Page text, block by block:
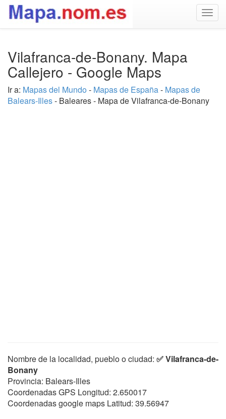
Vilafranca-de-Bonany. Mapa
Callejero - Google Maps
Ir a: Mapas del Mundo - Mapas de España- Mapas de
Balears-Illes- Baleares - Mapa de Vilafranca-de-Bonany
Nombre de la localidad, pueblo o ciudad: ✅ Vilafranca-de-
Bonany
Provincia: Balears-Illes
Coordenadas GPS Longitud: 2.650017
Coordenadas google maps Latitud: 39.56947